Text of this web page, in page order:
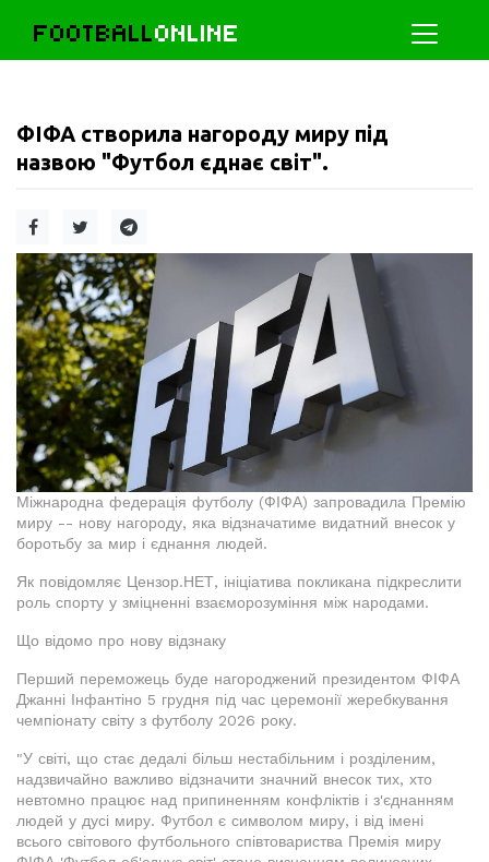
FOOTBALLONLINE
ФІФА створила нагороду миру під
назвою "Футбол єднає світ".
Міжнародна федерація футболу (ФІФА) запровадила Премію
миру -- нову нагороду, яка відзначатиме видатний внесок у
боротьбу за мир і єднання людей.
Як повідомляє Цензор.НЕТ, ініціатива покликана підкреслити
роль спорту у зміцненні взаєморозуміння між народами.
Що відомо про нову відзнаку
Перший переможець буде нагороджений президентом ФІФА
Джанні Інфантіно 5 грудня під час церемонії жеребкування
чемпіонату світу з футболу 2026 року.
"У світі, що стає дедалі більш нестабільним і розділеним,
надзвичайно важливо відзначити значний внесок тих, хто
невтомно працює над припиненням конфліктів і з'єднанням
людей у дусі миру. Футбол є символом миру, і від імені
всього світового футбольного співтовариства Премія миру